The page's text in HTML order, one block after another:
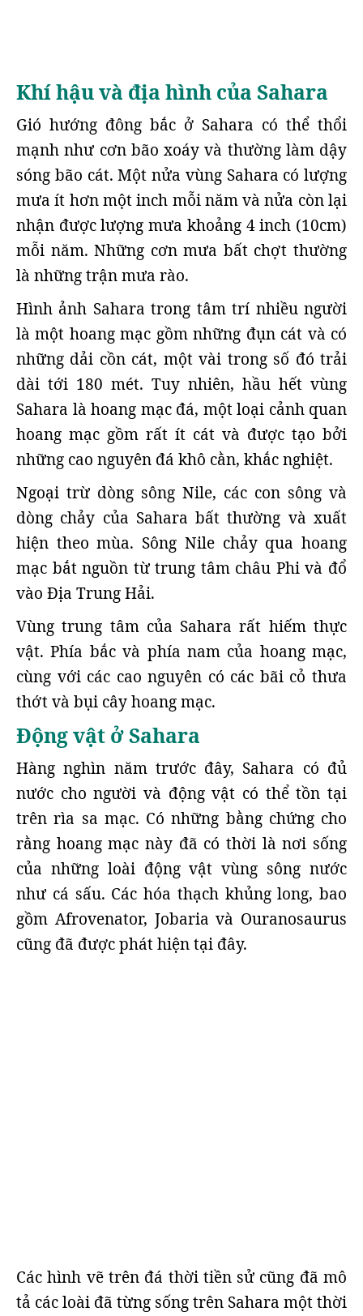
Khí hậu và địa hình của Sahara
Gió hướng đông bắc ở Sahara có thể thổi
mạnh như cơn bão xoáy và thường làm dậy
sóng bão cát. Một nửa vùng Sahara có lượng
mưa ít hơn một inch mỗi năm và nửa còn lại
nhận được lượng mưa khoảng 4 inch (10cm)
mỗi năm. Những cơn mưa bất chợt thường
là những trận mưa rào.
Hình ảnh Sahara trong tâm trí nhiều người
là một hoang mạc gồm những đụn cát và có
những dải cồn cát, một vài trong số đó trải
dài tới 180 mét. Tuy nhiên, hầu hết vùng
Sahara là hoang mạc đá, một loại cảnh quan
hoang mạc gồm rất ít cát và được tạo bởi
những cao nguyên đá khô cằn, khắc nghiệt.
Ngoại trừ dòng sông Nile, các con sông và
dòng chảy của Sahara bất thường và xuất
hiện theo mùa. Sông Nile chảy qua hoang
mạc bắt nguồn từ trung tâm châu Phi và đổ
vào Địa Trung Hải.
Vùng trung tâm của Sahara rất hiếm thực
vật. Phía bắc và phía nam của hoang mạc,
cùng với các cao nguyên có các bãi cỏ thưa
thớt và bụi cây hoang mạc.
Động vật ở Sahara
Hàng nghìn năm trước đây, Sahara có đủ
nước cho người và động vật có thể tồn tại
trên rìa sa mạc. Có những bằng chứng cho
rằng hoang mạc này đã có thời là nơi sống
của những loài động vật vùng sông nước
như cá sấu. Các hóa thạch khủng long, bao
gồm Afrovenator, Jobaria và Ouranosaurus
cũng đã được phát hiện tại đây.
Các hình vẽ trên đá thời tiền sử cũng đã mô
tả các loài đã từng sống trên Sahara một thời